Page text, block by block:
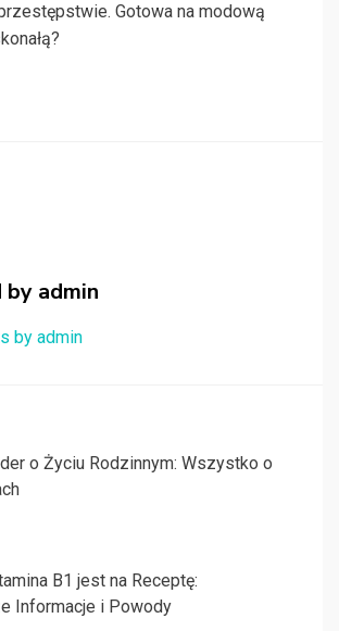
Gotowa na modową
by admin
by admin
o Życiu Rodzinnym: Wszystko o
B1 jest na Receptę:
Informacje i Powody